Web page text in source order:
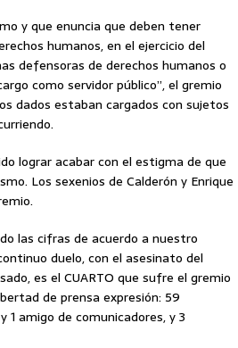
y que enuncia que deben tener
humanos, en el ejercicio del
defensoras de derechos humanos o
como servidor público”, el gremio
dados estaban cargados con sujetos
lograr acabar con el estigma de que
Los sexenios de Calderón y Enrique
las cifras de acuerdo a nuestro
duelo, con el asesinato del
es el CUARTO que sufre el gremio
de prensa expresión: 59
amigo de comunicadores, y 3